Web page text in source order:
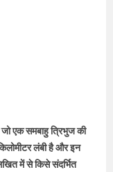
जो एक समबाहु त्रिभुज की
लंबी है और इन
में से किसे संदर्भित